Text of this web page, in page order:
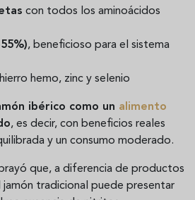
con todos los aminoácidos
, beneficioso para el sistema
hemo, zinc y selenio
ibérico como un alimento
, es decir, con beneficios reales
y un consumo moderado.
que, a diferencia de productos
jamón tradicional puede presentar